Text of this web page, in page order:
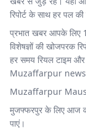
रिपोर्ट के साथ हर पल
प्रभात खबर आपके लिए
विशेषज्ञों की खोजपरक
हर समय रियल टाइम
Muzaffarpur
Muzaffarpur
मुजफ्फरपुर के लिए आज
पाएं।